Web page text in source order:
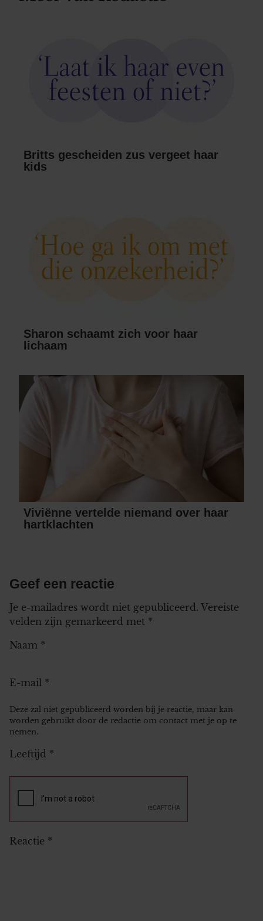
Britts gescheiden zus vergeet haar
kids
Sharon schaamt zich voor haar
lichaam
Viviënne vertelde niemand over haar
hartklachten
Geef een reactie
Je e-mailadres wordt niet gepubliceerd. Vereiste
velden zijn gemarkeerd met *
Naam *
E-mail *
Deze zal niet gepubliceerd worden bij je reactie, maar kan
worden gebruikt door de redactie om contact met je op te
nemen.
Leeftijd *
Reactie *